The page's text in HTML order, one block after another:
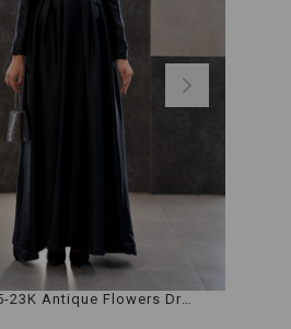
Senna 30035-23K Antique Flowers Dress Abiye Elbise